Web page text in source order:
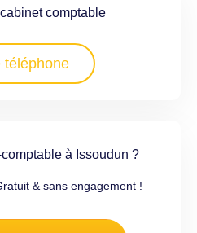
comptable
téléphone
à Issoudun ?
& sans engagement !